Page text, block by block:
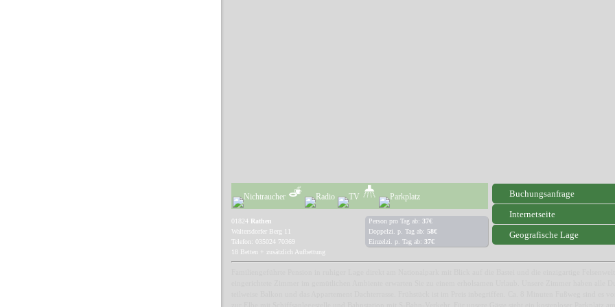
Buchungsanfrage
Internetseite
Geografische Lage
01824 Rathen
Waltersdorfer Berg 11
Telefon: 035024 70369
18 Betten + zusätzlich Aufbettung
Person pro Tag ab: 37€
Doppelzi. p. Tag ab: 58€
Einzelzi. p. Tag ab: 37€